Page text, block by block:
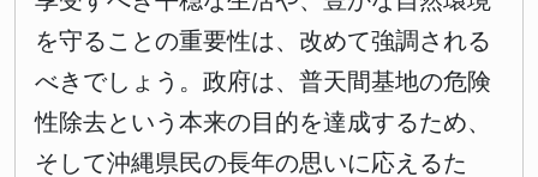
を守ることの重要性は、改めて強調される
べきでしょう。政府は、普天間基地の危険
性除去という本来の目的を達成するため、
そして沖縄県民の長年の思いに応えるた